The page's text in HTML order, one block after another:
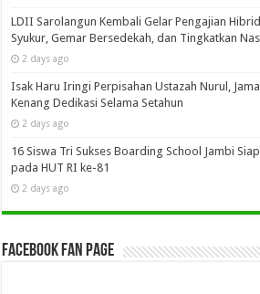
LDII Sarolangun Kembali Gelar Pengajian
Syukur, Gemar Bersedekah, dan Tingkatkan
2 days ago
Isak Haru Iringi Perpisahan Ustazah Nurul,
Kenang Dedikasi Selama Setahun
2 days ago
16 Siswa Tri Sukses Boarding School Jambi
pada HUT RI ke-81
2 days ago
Facebook Fan Page